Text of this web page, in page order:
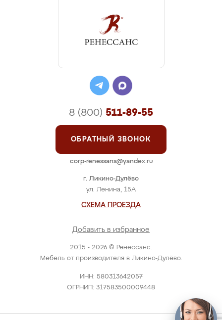
2015 - 2026 © Ренессанс.
Мебель от производителя в Ликино-Дулёво.
ИНН: 580313642057
ОГРНИП: 317583500009448
г. Ликино-Дулёво
ул. Ленина, 15А
СХЕМА ПРОЕЗДА
Добавить в избранное
8 (800) 511-89-55
ОБРАТНЫЙ ЗВОНОК
corp-renessans@yandex.ru